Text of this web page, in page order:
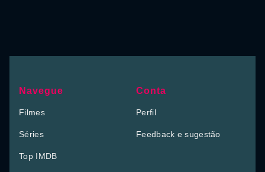
Navegue
Filmes
Séries
Top IMDB
Conta
Perfil
Feedback e sugestão